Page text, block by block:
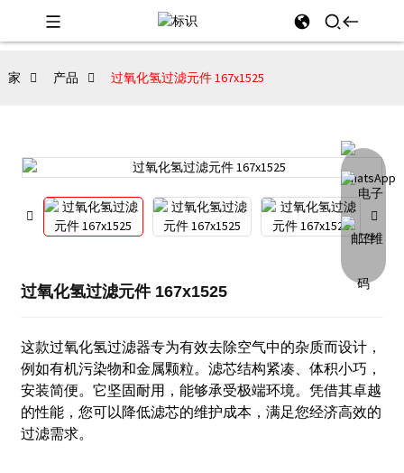
家 产品 过氧化氢过滤元件 167x1525
过氧化氢过滤元件 167x1525
这款过氧化氢过滤器专为有效去除空气中的杂质而设计，
例如有机污染物和金属颗粒。滤芯结构紧凑、体积小巧，
安装简便。它坚固耐用，能够承受极端环境。凭借其卓越
的性能，您可以降低滤芯的维护成本，满足您经济高效的
过滤需求。